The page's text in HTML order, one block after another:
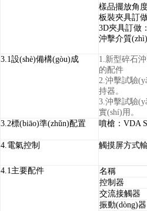
樣品擺放角
板裝夾具訂
3D夾具訂做
沖擊介質
3.1設(shè)備構(gòu)成 1.新型碎石
的配件
2.沖擊試驗
持器。
3.沖擊試驗
實(shí)用。
3.2標(biāo)準(zhǔn)配置 噴槍： VDA
4.電氣控制 觸摸屏方式輸
4.1主要配件 名稱
控制器
交流接觸器
振動(dòng)器